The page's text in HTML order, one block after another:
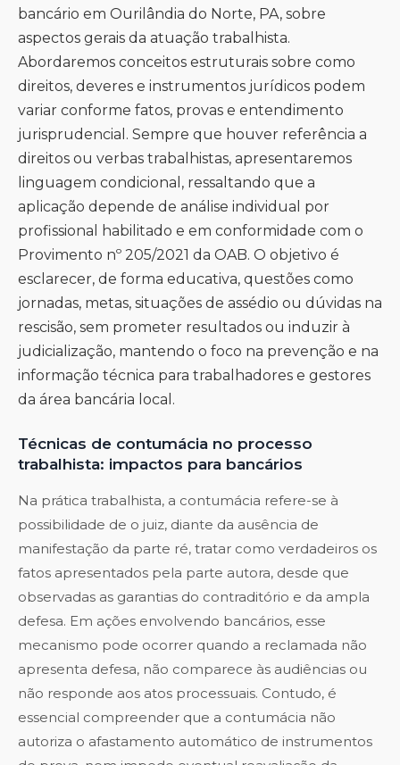
bancário em Ourilândia do Norte, PA, sobre
aspectos gerais da atuação trabalhista.
Abordaremos conceitos estruturais sobre como
direitos, deveres e instrumentos jurídicos podem
variar conforme fatos, provas e entendimento
jurisprudencial. Sempre que houver referência a
direitos ou verbas trabalhistas, apresentaremos
linguagem condicional, ressaltando que a
aplicação depende de análise individual por
profissional habilitado e em conformidade com o
Provimento nº 205/2021 da OAB. O objetivo é
esclarecer, de forma educativa, questões como
jornadas, metas, situações de assédio ou dúvidas na
rescisão, sem prometer resultados ou induzir à
judicialização, mantendo o foco na prevenção e na
informação técnica para trabalhadores e gestores
da área bancária local.
Técnicas de contumácia no processo
trabalhista: impactos para bancários
Na prática trabalhista, a contumácia refere-se à
possibilidade de o juiz, diante da ausência de
manifestação da parte ré, tratar como verdadeiros os
fatos apresentados pela parte autora, desde que
observadas as garantias do contraditório e da ampla
defesa. Em ações envolvendo bancários, esse
mecanismo pode ocorrer quando a reclamada não
apresenta defesa, não comparece às audiências ou
não responde aos atos processuais. Contudo, é
essencial compreender que a contumácia não
autoriza o afastamento automático de instrumentos